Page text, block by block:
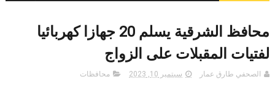
محافظ الشرقية يسلم 20 جهازا كهربائيا
لفتيات المقبلات على الزواج
الصحفي طارق عمار سبتمبر 10, 2023 محافظات